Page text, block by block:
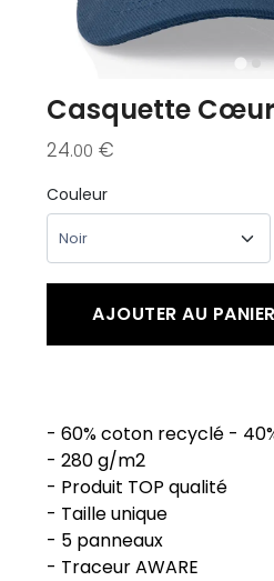
Casquette
24.00 €
Couleur
AJOUTER AU PANIER
- 60% coton recyclé -
- 280 g/m2
- Produit TOP qualité
- Taille unique
- 5 panneaux
- Traceur AWARE